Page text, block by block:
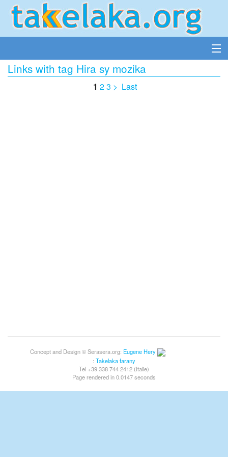
Links with tag Hira sy mozika
1 23 > Last
Concept and Design © Serasera.org: Eugene Hery
: Takelaka farany
Tel +39 338 744 2412 (Italie)
Page rendered in 0.0147 seconds